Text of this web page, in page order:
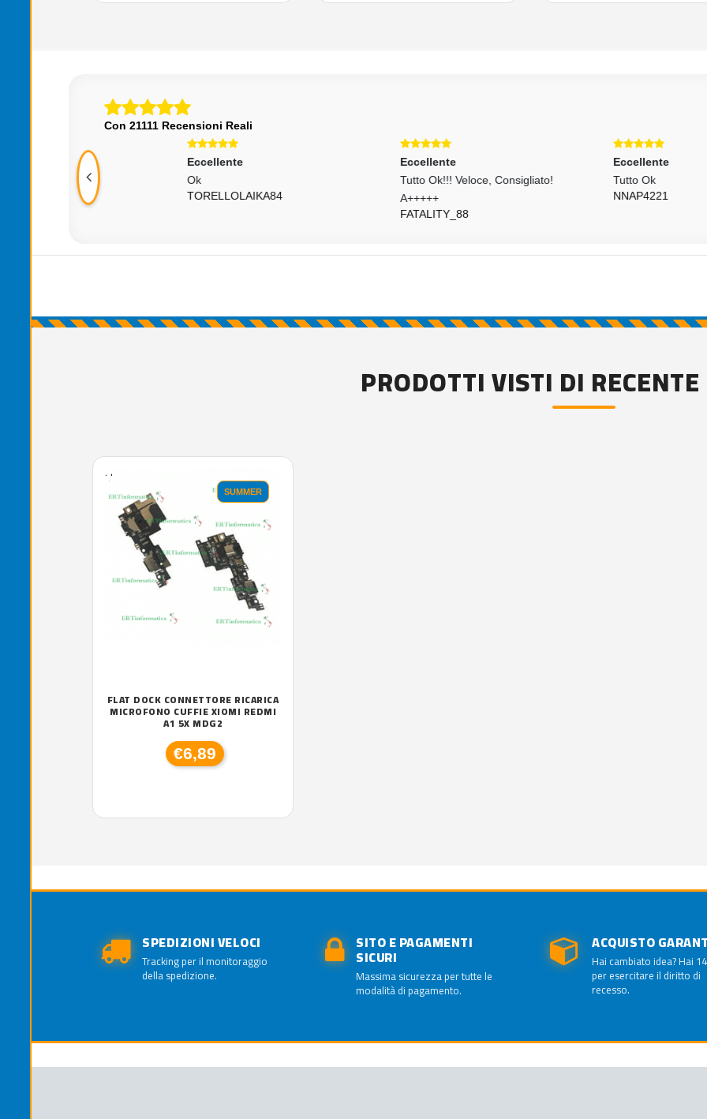
Con 21111 Recensioni Reali
TORELLOLAIKA84
Tutto Ok!!! Veloce, Consigliato!
Tutto Ok
PRODOTTI VISTI DI RECENTE
'.'
SUMMER
FLAT DOCK CONNETTORE RICARICA
MICROFONO CUFFIE XIOMI REDMI
A1 5X MDG2
€6,89
SPEDIZIONI VELOCI
Tracking per il monitoraggio
della spedizione.
SITO E PAGAMENTI
SICURI
Massima sicurezza per tutte le
modalità di pagamento.
ACQUISTO
Hai cambiato idea? Hai
per esercitare il diritto di
recesso.